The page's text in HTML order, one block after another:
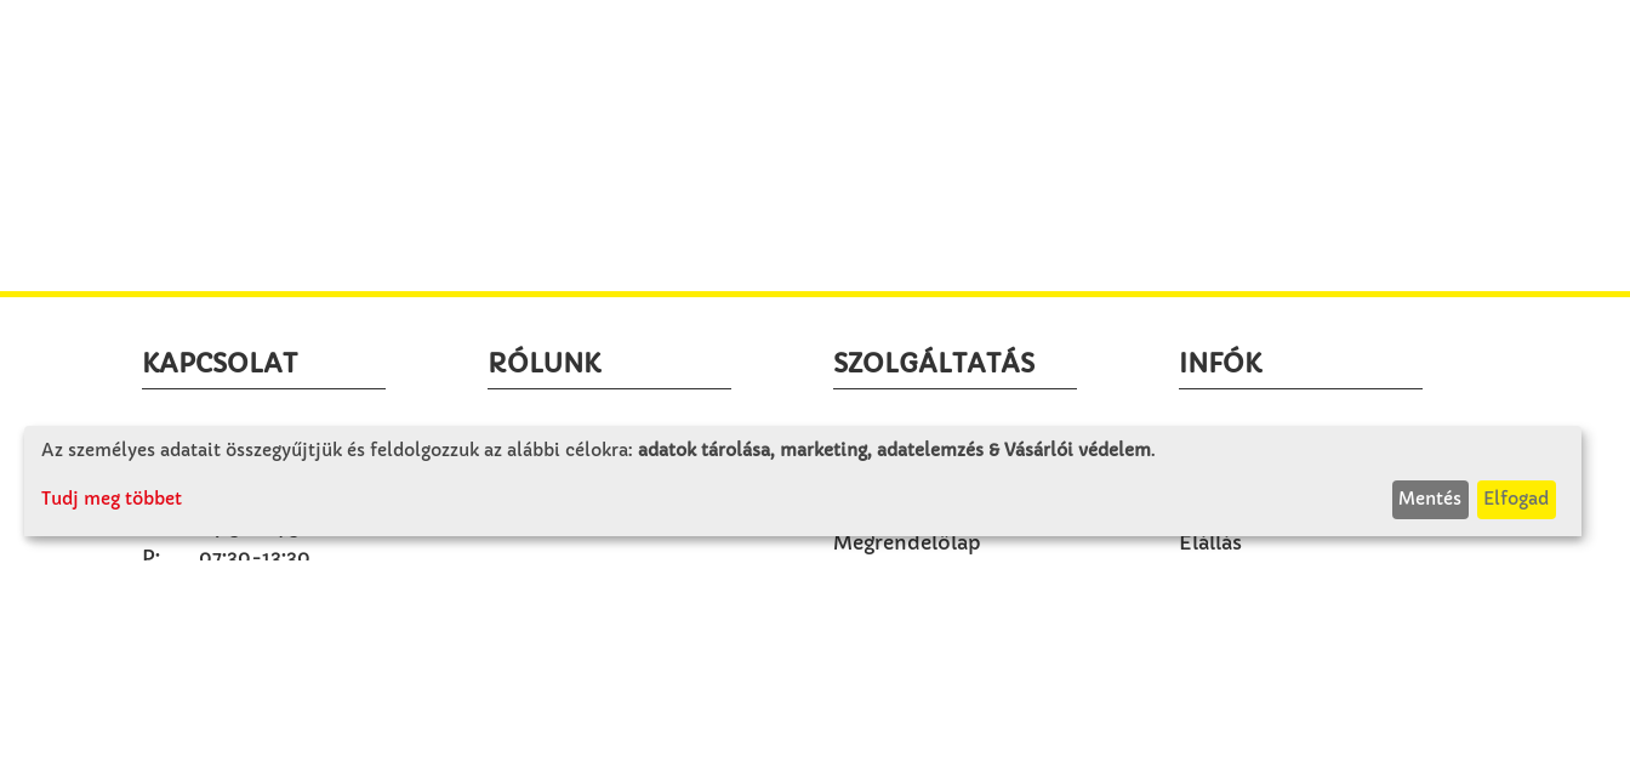
KAPCSOLAT
Winkler Iskolaszer Kft.
9241 Jánossomorja
P: 07:30-13:30
RÓLUNK
Céglátogatás
SZOLGÁLTATÁS
Minden egy pillantásra!
Megrendelőlap
INFÓK
Elállás
Az személyes adatait összegyűjtjük és feldolgozzuk az alábbi célokra: adatok tárolása, marketing, adatelemzés & Vásárlói védelem.
Tudj meg többet Mentés Elfogad